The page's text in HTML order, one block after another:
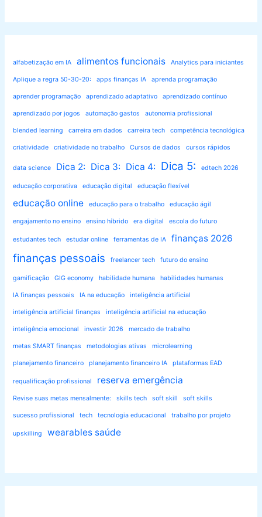
alfabetização em IA alimentos funcionais Analytics para iniciantes
Aplique a regra 50-30-20: apps finanças IA aprenda programação
aprender programação aprendizado adaptativo aprendizado contínuo
aprendizado por jogos automação gastos autonomia profissional
blended learning carreira em dados carreira tech competência tecnológica
criatividade criatividade no trabalho Cursos de dados cursos rápidos
data science Dica 2: Dica 3: Dica 4: Dica 5: edtech 2026
educação corporativa educação digital educação flexível
educação online educação para o trabalho educação ágil
engajamento no ensino ensino híbrido era digital escola do futuro
estudantes tech estudar online ferramentas de IA finanças 2026
finanças pessoais freelancer tech futuro do ensino
gamificação GIG economy habilidade humana habilidades humanas
IA finanças pessoais IA na educação inteligência artificial
inteligência artificial finanças inteligência artificial na educação
inteligência emocional investir 2026 mercado de trabalho
metas SMART finanças metodologias ativas microlearning
planejamento financeiro planejamento financeiro IA plataformas EAD
requalificação profissional reserva emergência
Revise suas metas mensalmente: skills tech soft skill soft skills
sucesso profissional tech tecnologia educacional trabalho por projeto
upskilling wearables saúde